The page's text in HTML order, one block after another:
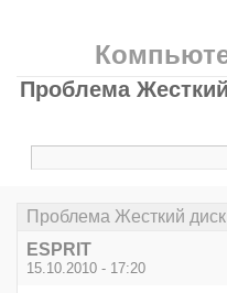
Проблема
Проблема Жесткий
ESPRIT
15.10.2010 - 17:20